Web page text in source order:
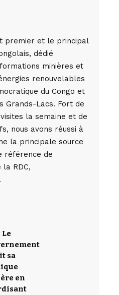
premier et le principal
dédié
minières et
renouvelables
du Congo et
Grands-Lacs. Fort de
la semaine et de
nous avons réussi à
la principale source
référence de
la RDC,
Le
sa
en